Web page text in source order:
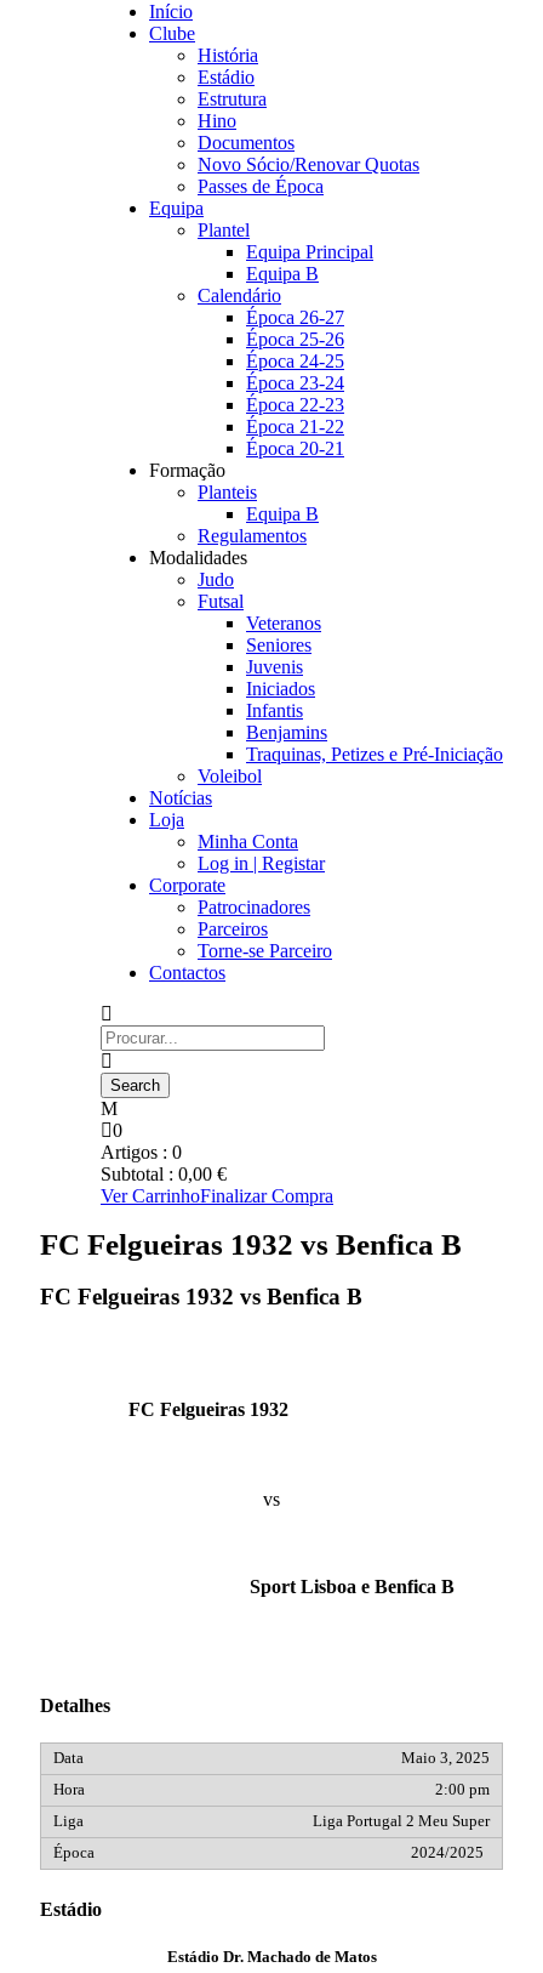
Início
Clube
História
Estádio
Estrutura
Hino
Documentos
Novo Sócio/Renovar Quotas
Passes de Época
Equipa
Plantel
Equipa Principal
Equipa B
Calendário
Época 26-27
Época 25-26
Época 24-25
Época 23-24
Época 22-23
Época 21-22
Época 20-21
Formação
Planteis
Equipa B
Regulamentos
Modalidades
Judo
Futsal
Veteranos
Seniores
Juvenis
Iniciados
Infantis
Benjamins
Traquinas, Petizes e Pré-Iniciação
Voleibol
Notícias
Loja
Minha Conta
Log in | Registar
Corporate
Patrocinadores
Parceiros
Torne-se Parceiro
Contactos
0
Artigos : 0
Subtotal : 0,00 €
Ver CarrinhoFinalizar Compra
FC Felgueiras 1932 vs Benfica B
FC Felgueiras 1932 vs Benfica B
FC Felgueiras 1932
vs
Sport Lisboa e Benfica B
Detalhes
Maio 3, 2025
2:00 pm
Liga Portugal 2 Meu Super
2024/2025
Estádio
Estádio Dr. Machado de Matos